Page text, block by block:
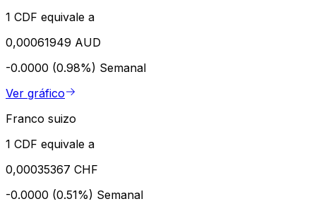
1 CDF equivale a
0,00061949 AUD
-0.0000 (0.98%) Semanal
Ver gráfico
Franco suizo
1 CDF equivale a
0,00035367 CHF
-0.0000 (0.51%) Semanal